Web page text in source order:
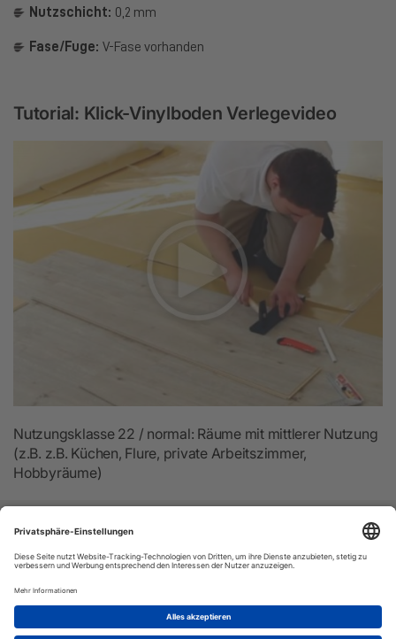
Nutzschicht: 0,2 mm
Fase/Fuge: V-Fase vorhanden
Tutorial: Klick-Vinylboden Verlegevideo
Nutzungsklasse 22 / normal: Räume mit mittlerer Nutzung
(z.B. z.B. Küchen, Flure, private Arbeitszimmer,
Hobbyräume)
Vinyl-24.de
Bestellung:
Versand